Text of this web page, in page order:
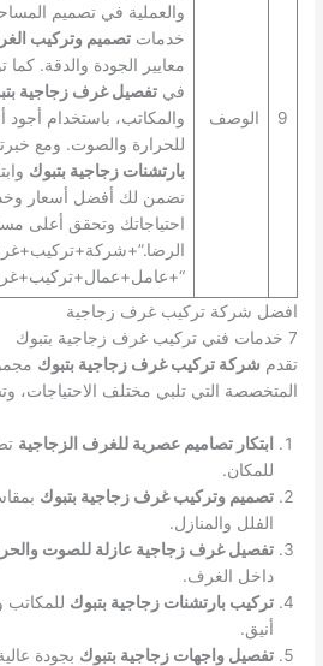
9 الوصف
والعملية في تصميم
خدمات تصميم وتركيب
معايير الجودة والدقة.
في تفصيل غرف زجاجية
والمكاتب، باستخدام أجود
للحرارة والصوت. ومع
بارتشنات زجاجية بتبوك
نضمن لك أفضل أسعار
احتياجاتك وتحقق أعلى
افضل شركة تركيب غرف زجاجية
7 خدمات فني تركيب غرف زجاجية بتبوك
تقدم شركة تركيب غرف زجاجية بتبوك
المتخصصة التي تلبي مختلف الاحتياجات،
ابتكار تصاميم عصرية للغرف الزجاجية
للمكان.
تصميم وتركيب غرف زجاجية بتبوك
الفلل والمنازل.
تفصيل غرف زجاجية عازلة للصوت
داخل الغرف.
تركيب بارتشنات زجاجية بتبوك
أنيق.
تفصيل واجهات زجاجية بتبوك بجودة